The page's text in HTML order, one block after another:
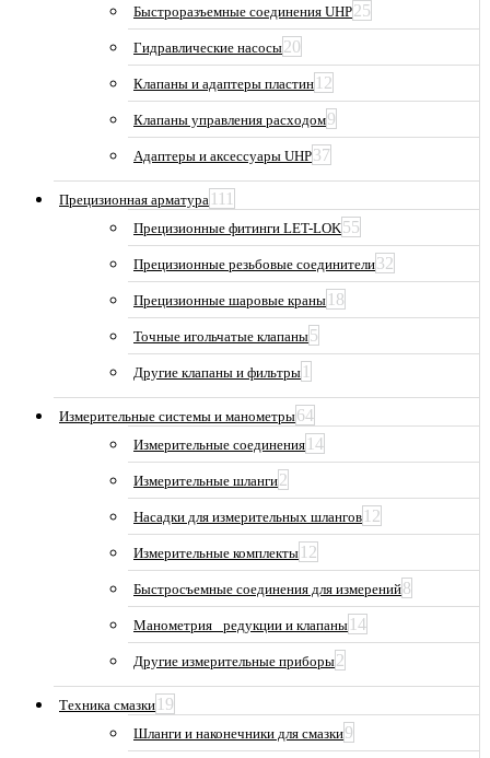
Быстроразъемные соединения UHP25
Гидравлические насосы20
Клапаны и адаптеры пластин 12
Клапаны управления расходом9
Адаптеры и аксессуары UHP37
Прецизионная арматура 111
Прецизионные фитинги LET-LOK55
Прецизионные резьбовые соединители32
Прецизионные шаровые краны 18
Точные игольчатые клапаны5
Другие клапаны и фильтры 1
Измерительные системы и манометры64
Измерительные соединения 14
Измерительные шланги2
Насадки для измерительных шлангов 12
Измерительные комплекты 12
Быстросъемные соединения для измерений8
Манометрия_ редукции и клапаны 14
Другие измерительные приборы2
Техника смазки 19
Шланги и наконечники для смазки9